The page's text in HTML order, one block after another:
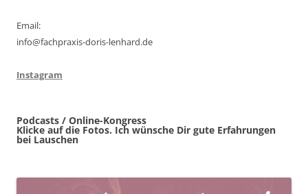
Email:
info@fachpraxis-doris-lenhard.de
Instagram
Podcasts / Online-Kongress
Klicke auf die Fotos. Ich wünsche Dir gute Erfahrungen
bei Lauschen